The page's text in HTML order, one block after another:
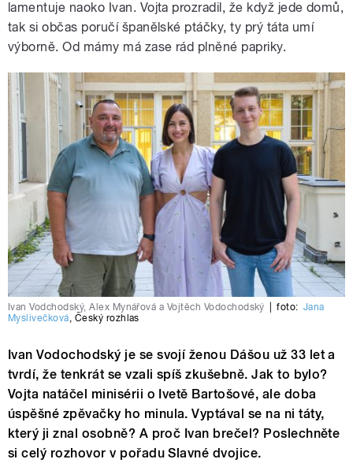
lamentuje naoko Ivan. Vojta prozradil, že když jede domů,
tak si občas poručí španělské ptáčky, ty prý táta umí
výborně. Od mámy má zase rád plněné papriky.
Ivan Vodchodský, Alex Mynářová a Vojtěch Vodochodský foto: Jana
Myslivečková, Český rozhlas
Ivan Vodochodský je se svojí ženou Dášou už 33 let a
tvrdí, že tenkrát se vzali spíš zkušebně. Jak to bylo?
Vojta natáčel minisérii o Ivetě Bartošové, ale doba
úspěšné zpěvačky ho minula. Vyptával se na ni táty,
který ji znal osobně? A proč Ivan brečel? Poslechněte
si celý rozhovor v pořadu Slavné dvojice.